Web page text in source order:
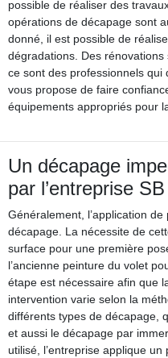
possible de réaliser des
opérations de décapage sont
donné, il est possible de
dégradations. Des
ce sont des professionnels qui
vous propose de faire
équipements appropriés pour
Un décapage
par l’entreprise
Généralement, l’application
décapage. La nécessite de
surface pour une première
l’ancienne peinture du volet
étape est nécessaire afin que
intervention varie selon la
différents types de décapage,
et aussi le décapage par
utilisé, l’entreprise applique un